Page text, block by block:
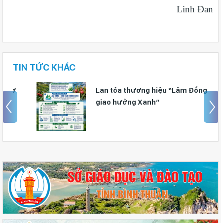
Linh Đan
TIN TỨC KHÁC
Lan tỏa thương hiệu “Lâm Đồng – Bản
giao hưởng Xanh”